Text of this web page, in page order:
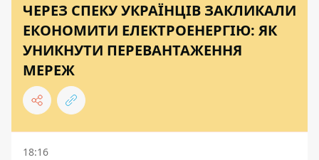
ЧЕРЕЗ СПЕКУ УКРАЇНЦІВ ЗАКЛИКАЛИ
ЕКОНОМИТИ ЕЛЕКТРОЕНЕРГІЮ: ЯК
УНИКНУТИ ПЕРЕВАНТАЖЕННЯ
МЕРЕЖ
18:16